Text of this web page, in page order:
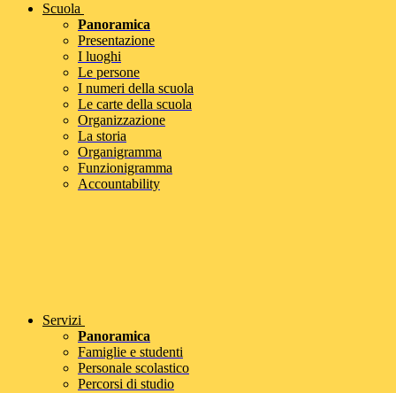
Scuola
Panoramica
Presentazione
I luoghi
Le persone
I numeri della scuola
Le carte della scuola
Organizzazione
La storia
Organigramma
Funzionigramma
Accountability
Servizi
Panoramica
Famiglie e studenti
Personale scolastico
Percorsi di studio